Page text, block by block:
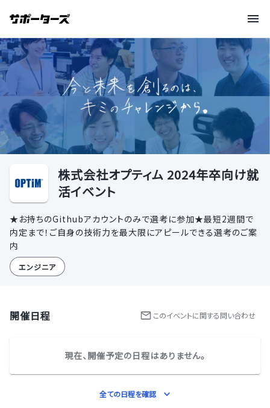
株式会社オプティム 2024年卒向け就
活イベント
★お持ちのGithubアカウントのみで選考に参加★最短2週間で
内定まで！ご自身の技術力を最大限にアピールできる選考のご案
内
エンジニア
開催日程 このイベントに関する問い合わせ
現在、開催予定の日程はありません。
全ての日程を確認